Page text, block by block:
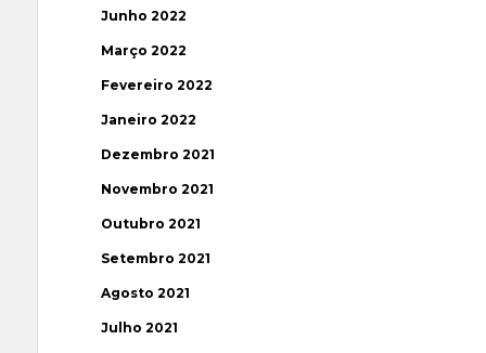
Junho 2022
Março 2022
Fevereiro 2022
Janeiro 2022
Dezembro 2021
Novembro 2021
Outubro 2021
Setembro 2021
Agosto 2021
Julho 2021